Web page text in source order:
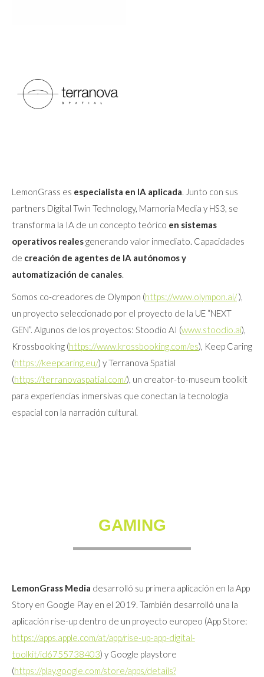
LemonGrass es especialista en IA aplicada. Junto con sus
partners Digital Twin Technology, Marnoria Media y HS3, se
transforma la IA de un concepto teórico en sistemas
operativos realesgenerando valor inmediato. Capacidades
de creación de agentes de IA autónomos y
automatización de canales.
Somos co-creadores de Olympon (https://www.olympon.ai/),
un proyecto seleccionado por el proyecto de la UE “NEXT
GEN”. Algunos de los proyectos: Stoodio AI (www.stoodio.ai),
Krossbooking (https://www.krossbooking.com/es), Keep Caring
(https://keepcaring.eu/) y Terranova Spatial
(https://terranovaspatial.com/), un creator-to-museum toolkit
para experiencias inmersivas que conectan la tecnología
espacial con la narración cultural.
GAMING
LemonGrass Media desarrolló su primera aplicación en la App
Story en Google Play en el 2019. También desarrolló una la
aplicación rise-up dentro de un proyecto europeo (App Store:
https://apps.apple.com/at/app/rise-up-app-digital-
toolkit/id6755738403) y Google playstore
(https://play.google.com/store/apps/details?